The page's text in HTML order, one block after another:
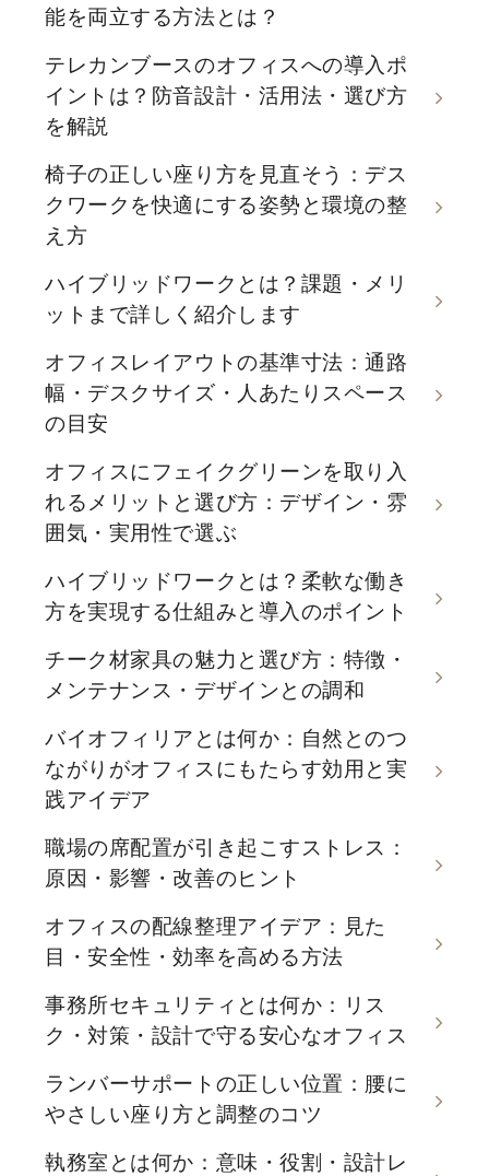
能を両立する方法とは？
テレカンブースのオフィスへの導入ポ
イントは？防音設計・活用法・選び方
を解説
椅子の正しい座り方を見直そう：デス
クワークを快適にする姿勢と環境の整
え方
ハイブリッドワークとは？課題・メリ
ットまで詳しく紹介します
オフィスレイアウトの基準寸法：通路
幅・デスクサイズ・人あたりスペース
の目安
オフィスにフェイクグリーンを取り入
れるメリットと選び方：デザイン・雰
囲気・実用性で選ぶ
ハイブリッドワークとは？柔軟な働き
方を実現する仕組みと導入のポイント
チーク材家具の魅力と選び方：特徴・
メンテナンス・デザインとの調和
バイオフィリアとは何か：自然とのつ
ながりがオフィスにもたらす効用と実
践アイデア
職場の席配置が引き起こすストレス：
原因・影響・改善のヒント
オフィスの配線整理アイデア：見た
目・安全性・効率を高める方法
事務所セキュリティとは何か：リス
ク・対策・設計で守る安心なオフィス
ランバーサポートの正しい位置：腰に
やさしい座り方と調整のコツ
執務室とは何か：意味・役割・設計レ